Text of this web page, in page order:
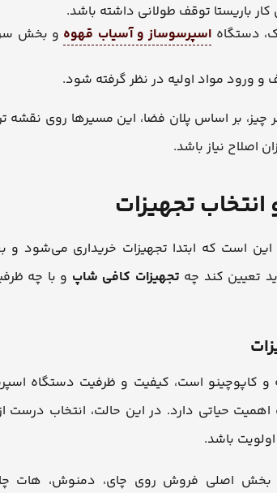
باریستا توقف طولانی داشته باشد.
دستگاه اسپرسوساز و آسیاب قهوه و بخش
ورود مواد اولیه در نظر گرفته شود.
چیز، بر اساس پلان فضا، این مسیرها روی نقشه
اصلاح نیاز باشد.
تجهیزات
این است که ابتدا تجهیزات خریداری می‌شود و
تعیین کند چه تجهیزات کافی شاپ و با چه
و کاپوچینو است، کیفیت و ظرفیت دستگاه
حیاتی دارد. در این حالت، انتخاب درست
اولویت باشد.
بخش اصلی فروش روی چای، دمنوش، هات